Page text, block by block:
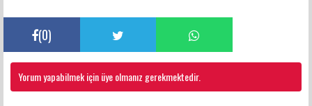
(0)
Yorum yapabilmek için üye olmanız gerekmektedir.